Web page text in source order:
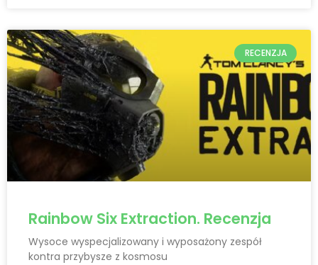
RECENZJA
Rainbow Six Extraction. Recenzja
Wysoce wyspecjalizowany i wyposażony zespół
kontra przybysze z kosmosu